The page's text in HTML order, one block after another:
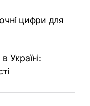
цифри для
Україні: